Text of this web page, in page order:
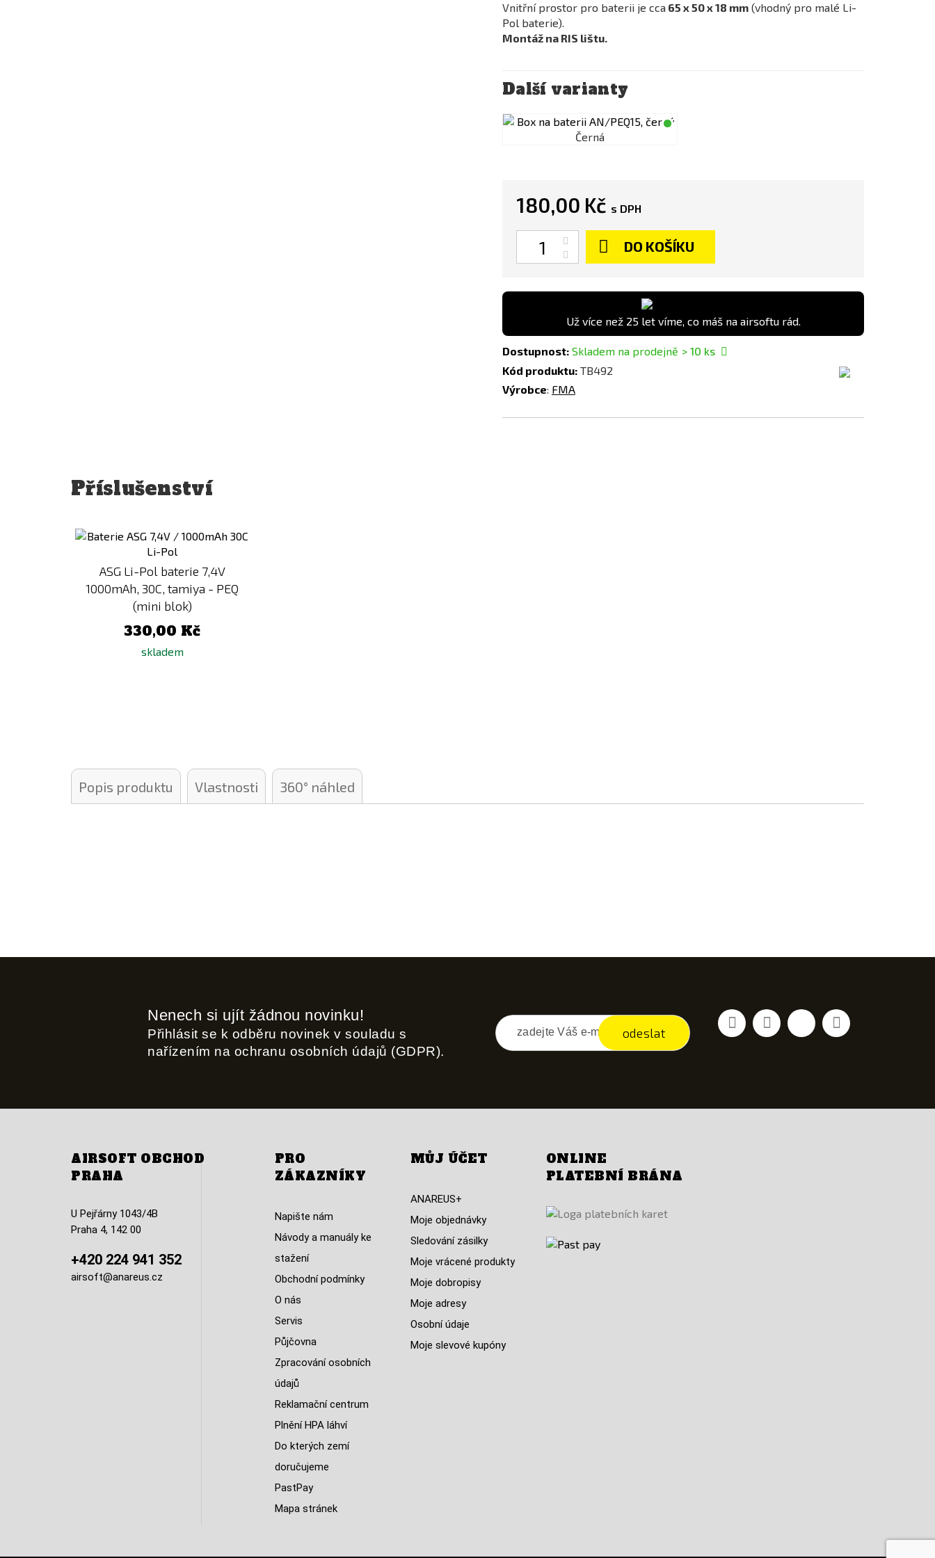
Vnitřní prostor pro baterii je cca 65 x 50 x 18 mm (vhodný pro malé Li-
Pol baterie).
Montáž na RIS lištu.
Další varianty
Černá
180,00 Kč s DPH
DO KOŠÍKU
Už více než 25 let víme, co máš na airsoftu rád.
Dostupnost: Skladem na prodejně > 10 ks
Kód produktu: TB492
Výrobce: FMA
Příslušenství
ASG Li-Pol baterie 7,4V
1000mAh, 30C, tamiya - PEQ
(mini blok)
330,00 Kč
skladem
k
Popis produktu Vlastnosti 360° náhled
Nenech si ujít žádnou novinku!
Přihlásit se k odběru novinek v souladu s
nařízením na ochranu osobních údajů (GDPR).
odeslat
FacebookYouTubeVimeo Instagram
AIRSOFT OBCHOD
PRAHA
U Pejřárny 1043/4B
Praha 4, 142 00
+420 224 941 352
airsoft@anareus.cz
PRO
ZÁKAZNÍKY
Napište nám
Návody a manuály ke
stažení
Obchodní podmínky
O nás
Servis
Půjčovna
Zpracování osobních
údajů
Reklamační centrum
Plnění HPA láhví
Do kterých zemí
doručujeme
PastPay
Mapa stránek
MŮJ ÚČET
ANAREUS+
Moje objednávky
Sledování zásilky
Moje vrácené produkty
Moje dobropisy
Moje adresy
Osobní údaje
Moje slevové kupóny
ONLINE
PLATEBNÍ BRÁNA